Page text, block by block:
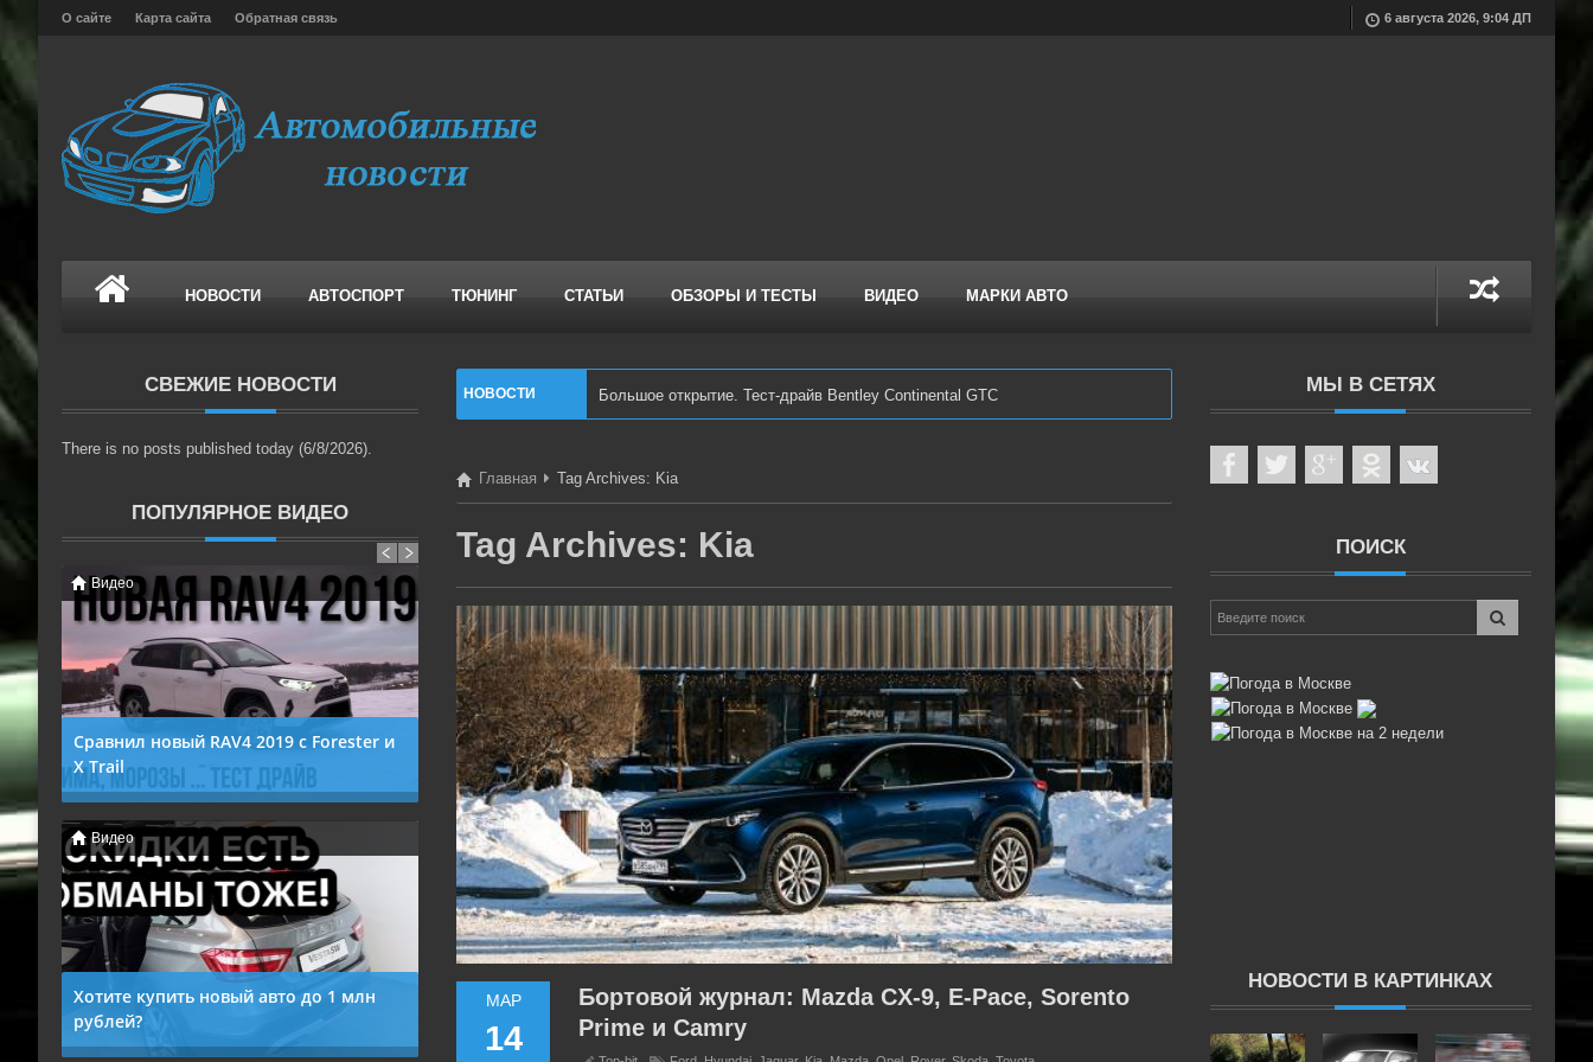
О сайте Карта сайта Обратная связь 6 августа 2026, 9:04 ДП
НОВОСТИ АВТОСПОРТ ТЮНИНГ СТАТЬИ ОБЗОРЫ И ТЕСТЫ ВИДЕО МАРКИ АВТО
СВЕЖИЕ НОВОСТИ
There is no posts published today (6/8/2026).
ПОПУЛЯРНОЕ ВИДЕО
Видео
Сравнил новый RAV4 2019 с Forester и
X Trail
Новый ТОЙОТА РАВ 4 2019, СУБАРУ
ФОРЕСТЕР 2019 или NISSAN X TRAIL 2019?
Какую 2019 года модель выбрать? Обзор,
Тест Драйв и Отзывы. После
продолжительных тест драйвов и
размышлении, я решил ...
Видео
Хотите купить новый авто до 1 млн
рублей?
Видео
Новинки Авто 2019 года
14 марта 2019, 6:18 ПП 511
В этом видео я расскажу о новых
кроссоверах которые уже добрались до
салонов России. Новые технологии,
двигатели, помошники и
Видео
Установка 2-din магнитолы Idoing на
Skoda Octavia
Видео
Сравнил новый RAV4 2019 с Forester и
X Trail
14 марта 2019, 6:26 ПП 0 629
Новый ТОЙОТА РАВ 4 2019, СУБАРУ
ФОРЕСТЕР 2019 или NISSAN X TRAIL 2019?
Какую 2019 года модель выбрать? Обзор,
Тест Драйв и Отзывы. После
продолжительных тест драйвов и
размышлении, я решил ...
Видео
Хотите купить новый авто до 1 млн
НОВОСТИ Большое открытие. Тест-драйв Bentley Continental GTC
Главная Tag Archives: Kia
Tag Archives: Kia
МАР
14
Бортовой журнал: Mazda CX-9, E-Pace, Sorento
Prime и Camry
МЫ В СЕТЯХ
ПОИСК
НОВОСТИ В КАРТИНКАХ